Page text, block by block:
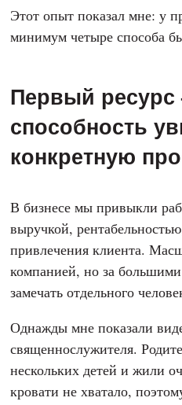
За этими цифрами стоят
автомобиль, без которого
добираться до отдаленных
приходится искать
минимум четыре способа
Первый
способность
конкретную
В бизнесе мы привыкли
выручкой,